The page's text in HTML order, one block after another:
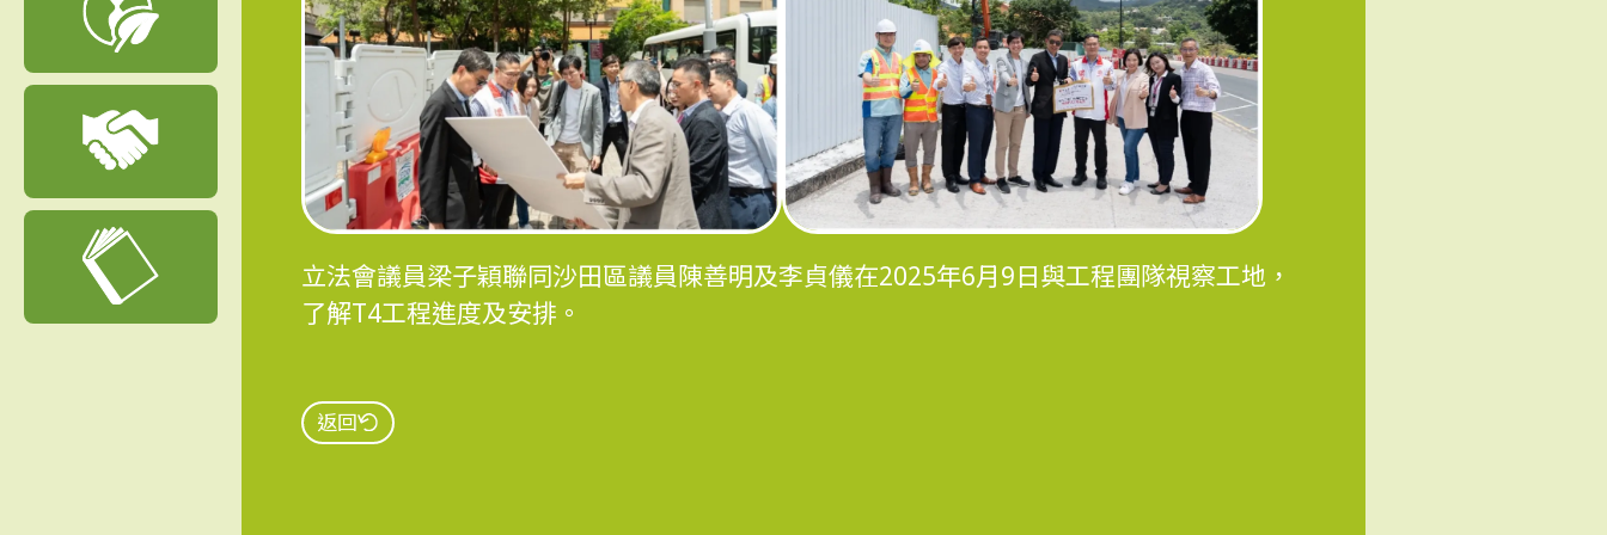
立法會議員梁子穎聯同沙田區議員陳善明及李貞儀在2025年6月9日與工程團隊視察工地，
了解T4工程進度及安排。
返回